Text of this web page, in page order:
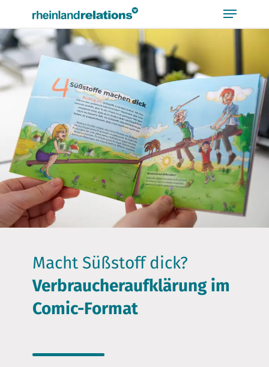
Bitte
beachten
Sie,
diese
Seite
ein
Zugänglichkeitssystem
verwendet.
Macht Süßstoff dick?
Verbraucheraufklärung im
Comic-Format